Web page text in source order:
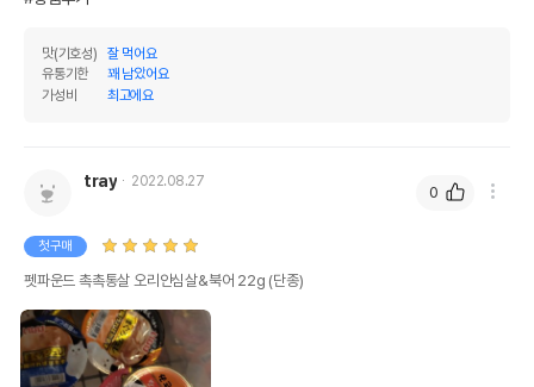
맛(기호성)
잘 먹어요
유통기한
꽤 남았어요
가성비
최고에요
tray 2022.08.27
첫구매
펫파운드 촉촉통살 오리안심살&북어 22g (단종)
0